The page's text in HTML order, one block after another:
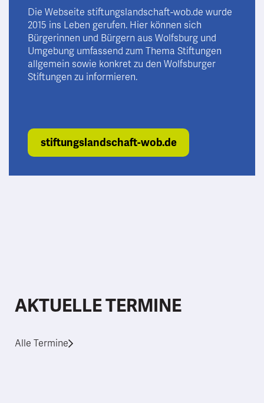
Die Webseite stiftungslandschaft-wob.de wurde
2015 ins Leben gerufen. Hier können sich
Bürgerinnen und Bürgern aus Wolfsburg und
Umgebung umfassend zum Thema Stiftungen
allgemein sowie konkret zu den Wolfsburger
Stiftungen zu informieren.
stiftungslandschaft-wob.de
AKTUELLE TERMINE
Alle Termine